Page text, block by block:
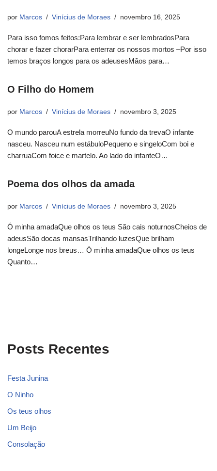
por Marcos Vinícius de Moraes novembro 16, 2025
Para isso fomos feitos:Para lembrar e ser lembradosPara
chorar e fazer chorarPara enterrar os nossos mortos –Por isso
temos braços longos para os adeusesMãos para…
O Filho do Homem
por Marcos Vinícius de Moraes novembro 3, 2025
O mundo parouA estrela morreuNo fundo da trevaO infante
nasceu. Nasceu num estábuloPequeno e singeloCom boi e
charruaCom foice e martelo. Ao lado do infanteO…
Poema dos olhos da amada
por Marcos Vinícius de Moraes novembro 3, 2025
Ó minha amadaQue olhos os teus São cais noturnosCheios de
adeusSão docas mansasTrilhando luzesQue brilham
longeLonge nos breus… Ó minha amadaQue olhos os teus
Quanto…
Posts Recentes
Festa Junina
O Ninho
Os teus olhos
Um Beijo
Consolação